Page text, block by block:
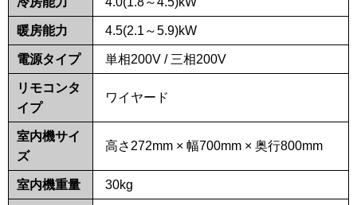
暖房能力 4.5(2.1～5.9)kW
電源タイプ 単相200V / 三相200V
リモコンタ
イプ
ワイヤード
室内機サイ
ズ
高さ272mm × 幅700mm × 奥行800mm
室内機重量 30kg